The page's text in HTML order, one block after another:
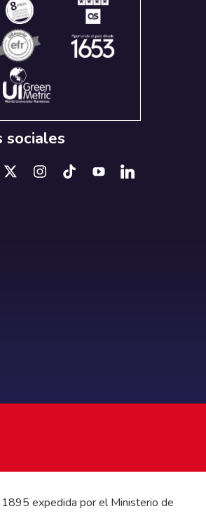
sociales
1895 expedida por el Ministerio de